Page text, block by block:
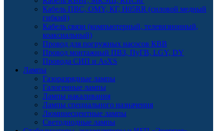
Кабель ПВС, OMY, КГ, H05RR (силовой медный
гибкий)
Кабель связи (компьютерный, телевизионный,
коаксиальный)
Провод для погружных насосов КВВ
Провод монтажный ПВЗ, ПуГВ, LGY, DY
Провода СИП и AsXS
Лампы
Газоразрядные лампы
Галогенные лампы
Лампы накаливания
Лампы специального назначения
Люминесцентные лампы
Светодиодные лампы